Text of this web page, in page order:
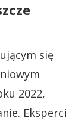
się
2022,
Eksperci